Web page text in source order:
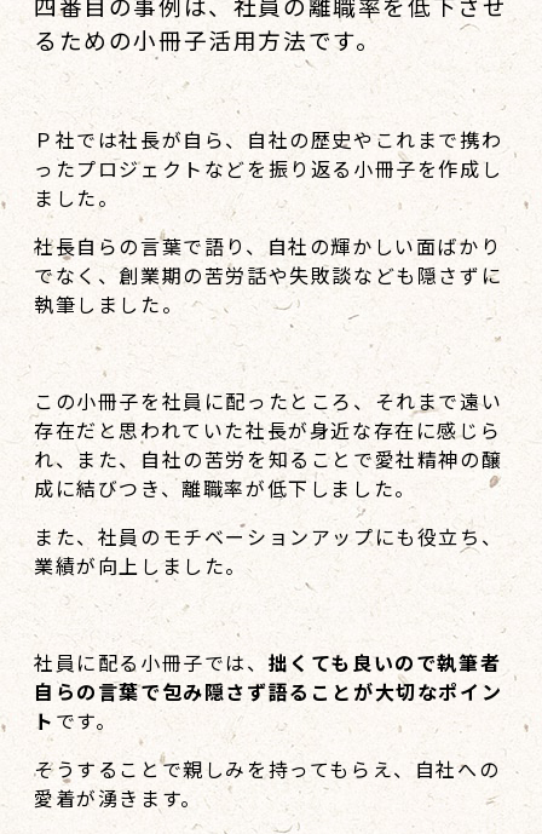
るための小冊子活用方法です。
Ｐ社では社長が自ら、自社の歴史やこれまで携わ
ったプロジェクトなどを振り返る小冊子を作成し
ました。
社長自らの言葉で語り、自社の輝かしい面ばかり
でなく、創業期の苦労話や失敗談なども隠さずに
執筆しました。
この小冊子を社員に配ったところ、それまで遠い
存在だと思われていた社長が身近な存在に感じら
れ、また、自社の苦労を知ることで愛社精神の醸
成に結びつき、離職率が低下しました。
また、社員のモチベーションアップにも役立ち、
業績が向上しました。
社員に配る小冊子では、 拙くても良いので執筆者
自らの言葉で包み隠さず語ることが大切なポイン
ト です。
そうすることで親しみを持ってもらえ、自社への
愛着が湧きます。